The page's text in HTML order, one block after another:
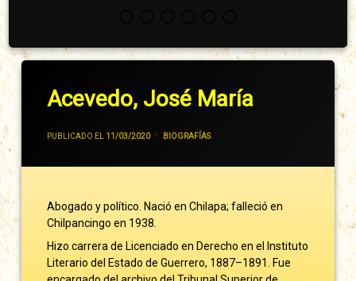
Acevedo, José María
PUBLICADO EL 11/03/2020
JIVANCM
CATEGORÍAS:
BIOGRAFÍAS
Abogado y político. Nació en Chilapa; falleció en
Chilpancingo en 1938.
Hizo carrera de Licenciado en Derecho en el Instituto
Literario del Estado de Guerrero, 1887–1891. Fue